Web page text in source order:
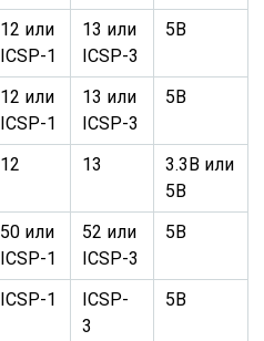
12 или
ICSP-1
13 или
ICSP-3
5В
12 или
ICSP-1
13 или
ICSP-3
5В
12 13
3.3В или
5В
50 или
ICSP-1
52 или
ICSP-3
5В
ICSP-1
ICSP-
3
5В